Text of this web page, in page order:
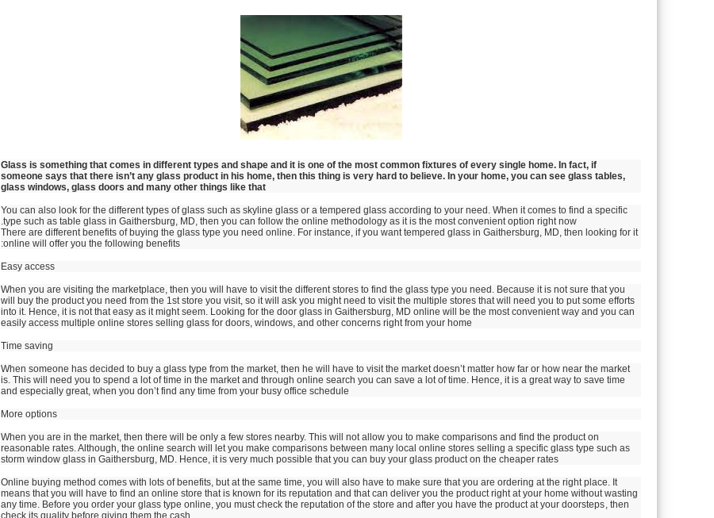
Glass is something that comes in different types and shape and it is one of the most common fixtures of every single home. In fact, if
someone says that there isn’t any glass product in his home, then this thing is very hard to believe. In your home, you can see glass tables,
glass windows, glass doors and many other things like that
You can also look for the different types of glass such as skyline glass or a tempered glass according to your need. When it comes to find a specific
type such as table glass in Gaithersburg, MD, then you can follow the online methodology as it is the most convenient option right now.
There are different benefits of buying the glass type you need online. For instance, if you want tempered glass in Gaithersburg, MD, then looking for it
online will offer you the following benefits:
Easy access
When you are visiting the marketplace, then you will have to visit the different stores to find the glass type you need. Because it is not sure that you
will buy the product you need from the 1st store you visit, so it will ask you might need to visit the multiple stores that will need you to put some efforts
into it. Hence, it is not that easy as it might seem. Looking for the door glass in Gaithersburg, MD online will be the most convenient way and you can
easily access multiple online stores selling glass for doors, windows, and other concerns right from your home
Time saving
When someone has decided to buy a glass type from the market, then he will have to visit the market doesn’t matter how far or how near the market
is. This will need you to spend a lot of time in the market and through online search you can save a lot of time. Hence, it is a great way to save time
and especially great, when you don’t find any time from your busy office schedule
More options
When you are in the market, then there will be only a few stores nearby. This will not allow you to make comparisons and find the product on
reasonable rates. Although, the online search will let you make comparisons between many local online stores selling a specific glass type such as
storm window glass in Gaithersburg, MD. Hence, it is very much possible that you can buy your glass product on the cheaper rates
Online buying method comes with lots of benefits, but at the same time, you will also have to make sure that you are ordering at the right place. It
means that you will have to find an online store that is known for its reputation and that can deliver you the product right at your home without wasting
any time. Before you order your glass type online, you must check the reputation of the store and after you have the product at your doorsteps, then
check its quality before giving them the cash